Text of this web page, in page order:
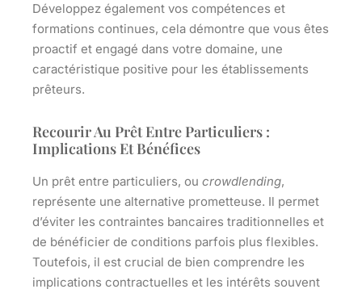
Développez également vos compétences et
formations continues, cela démontre que vous êtes
proactif et engagé dans votre domaine, une
caractéristique positive pour les établissements
prêteurs.
Recourir Au Prêt Entre Particuliers :
Implications Et Bénéfices
Un prêt entre particuliers, ou crowdlending,
représente une alternative prometteuse. Il permet
d’éviter les contraintes bancaires traditionnelles et
de bénéficier de conditions parfois plus flexibles.
Toutefois, il est crucial de bien comprendre les
implications contractuelles et les intérêts souvent